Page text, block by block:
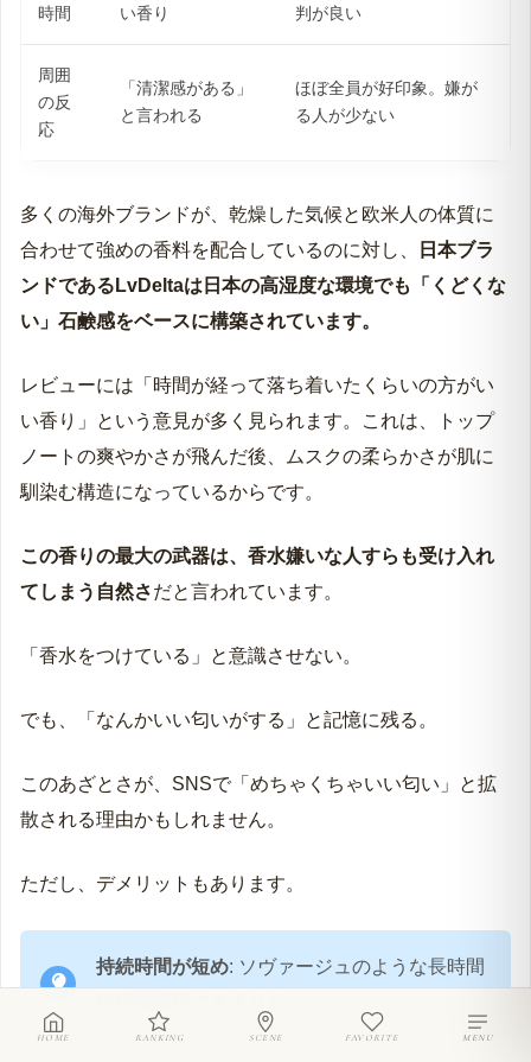
HOME RANKING SCENE FAVORITE MENU
時間
い香り
判が良い
周囲
の反
応
「清潔感がある」
と言われる
ほぼ全員が好印象。嫌が
る人が少ない
多くの海外ブランドが、乾燥した気候と欧米人の体質に
合わせて強めの香料を配合しているのに対し、
日本ブラ
ンドであるLvDeltaは日本の高湿度な環境でも「くどくな
い」石鹸感をベースに構築されています。
レビューには「時間が経って落ち着いたくらいの方がい
い香り」という意見が多く見られます。これは、トップ
ノートの爽やかさが飛んだ後、ムスクの柔らかさが肌に
馴染む構造になっているからです。
この香りの最大の武器は、香水嫌いな人すらも受け入れ
てしまう自然さだと言われています。
「香水をつけている」と意識させない。
でも、「なんかいい匂いがする」と記憶に残る。
このあざとさが、SNSで「めちゃくちゃいい匂い」と拡
散される理由かもしれません。
ただし、デメリットもあります。
持続時間が短め: ソヴァージュのような長時間